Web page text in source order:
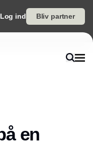
Log ind Bliv partner
en